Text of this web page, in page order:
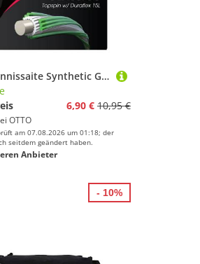
Prince Tennissaite Synthetic Gut Duraflex (Allround+Haltbarkeit) weiss 12m Set, Saitendicke: 1.30
6,90 € 10,95 €
OTTO
am 07.08.2026 um 01:18; der
seitdem geändert haben.
Anbieter
- 10%